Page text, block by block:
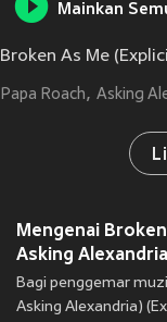
Mainkan
Broken As Me
Papa Roach Asking
Mengenai
Asking
Bagi penggemar
Asking Alexandria)